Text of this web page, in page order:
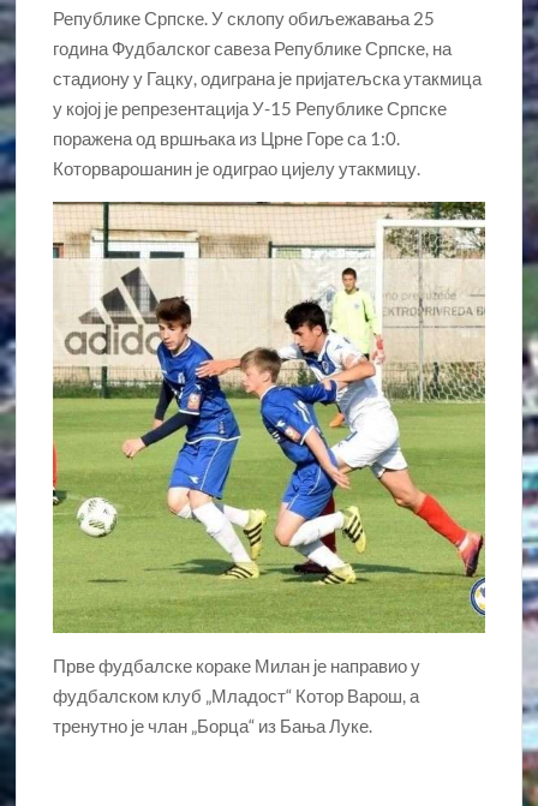
Републике Српске. У склопу обиљежавања 25
година Фудбалског савеза Републике Српске, на
стадиону у Гацку, одиграна је пријатељска утакмица
у којој је репрезентација У-15 Републике Српске
поражена од вршњака из Црне Горе са 1:0.
Которварошанин је одиграо цијелу утакмицу.
Прве фудбалске кораке Милан је направио у
фудбалском клуб „Младост“ Котор Варош, а
тренутно је члан „Борца“ из Бања Луке.